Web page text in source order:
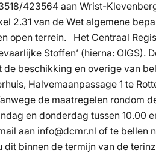
423564 aan Wrist-
2.31 van de Wet algemene
open terrein. Het Centraal
Stoffen’ (hierna:
beschikking en overige van
Halvemaanpassage 1 te
de maatregelen rondom
en donderdag tussen 10.00
aan info@dcmr.nl of te
binnen de termijn van de